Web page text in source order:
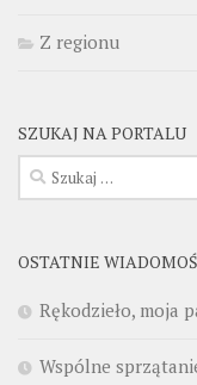
Z regionu
SZUKAJ NA PORTALU
Szukaj:
OSTATNIE
Rękodzieło, moja
Wspólne